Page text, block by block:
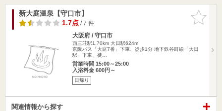
お気に入
りに追加
新大庭温泉【守口市】
1.7点/ 7 件
大阪府 / 守口市
西三荘駅1.70km 大日駅624m
京阪バス「大庭7番」下車、徒歩1分 地下鉄谷町線「大日
駅」下車、徒…
営業時間 15:00～25:00
入浴料金 600円～
日帰り
関連情報から探す